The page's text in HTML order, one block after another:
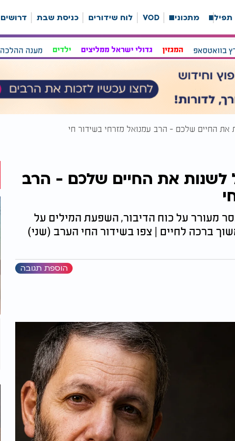
תפילה מתכונים VOD לוח שידורים כניסת שבת דרושים
בוואטסאפ המגזין גדולי ישראל ממליצים ילדים מענה ההלכה
את החיים שלכם - הרב עמנואל מזרחי בשידור חי
לשנות את החיים שלכם - הרב
מעורר על כוח הדיבור, השפעת המילים על
ברכה לחיים | צפו בשידור החי הערב (שני)
הוספת תגובה